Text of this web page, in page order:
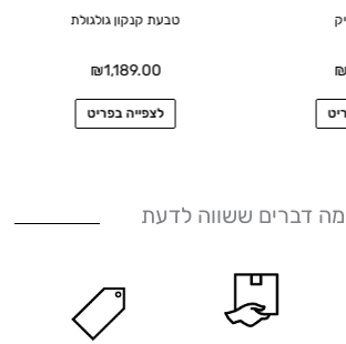
טבעת קנקון גולגולת
₪1,189.00
לצפייה בפריט
האפשרויות
דברים ששווה לדעת